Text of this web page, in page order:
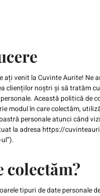
ați venit la Cuvinte Aurite! Ne
clienților noștri și să tratăm
Această politică de
modul în care colectăm,
personale atunci când
la adresa https://
colectăm?
tipuri de date personale